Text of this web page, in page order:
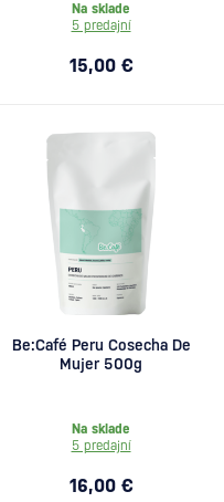
Na sklade
5 predajní
15,00 €
Be:Café Peru Cosecha De
Mujer 500g
Na sklade
5 predajní
16,00 €